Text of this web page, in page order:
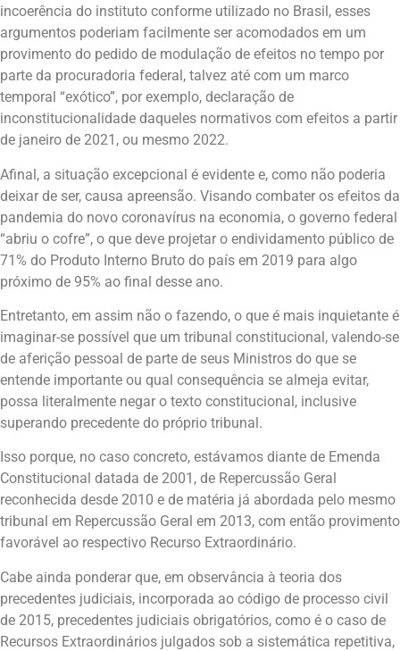
incoerência do instituto conforme utilizado no Brasil, esses
argumentos poderiam facilmente ser acomodados em um
provimento do pedido de modulação de efeitos no tempo por
parte da procuradoria federal, talvez até com um marco
temporal “exótico”, por exemplo, declaração de
inconstitucionalidade daqueles normativos com efeitos a partir
de janeiro de 2021, ou mesmo 2022.
Afinal, a situação excepcional é evidente e, como não poderia
deixar de ser, causa apreensão. Visando combater os efeitos da
pandemia do novo coronavírus na economia, o governo federal
“abriu o cofre”, o que deve projetar o endividamento público de
71% do Produto Interno Bruto do país em 2019 para algo
próximo de 95% ao final desse ano.
Entretanto, em assim não o fazendo, o que é mais inquietante é
imaginar-se possível que um tribunal constitucional, valendo-se
de aferição pessoal de parte de seus Ministros do que se
entende importante ou qual consequência se almeja evitar,
possa literalmente negar o texto constitucional, inclusive
superando precedente do próprio tribunal.
Isso porque, no caso concreto, estávamos diante de Emenda
Constitucional datada de 2001, de Repercussão Geral
reconhecida desde 2010 e de matéria já abordada pelo mesmo
tribunal em Repercussão Geral em 2013, com então provimento
favorável ao respectivo Recurso Extraordinário.
Cabe ainda ponderar que, em observância à teoria dos
precedentes judiciais, incorporada ao código de processo civil
de 2015, precedentes judiciais obrigatórios, como é o caso de
Recursos Extraordinários julgados sob a sistemática repetitiva,